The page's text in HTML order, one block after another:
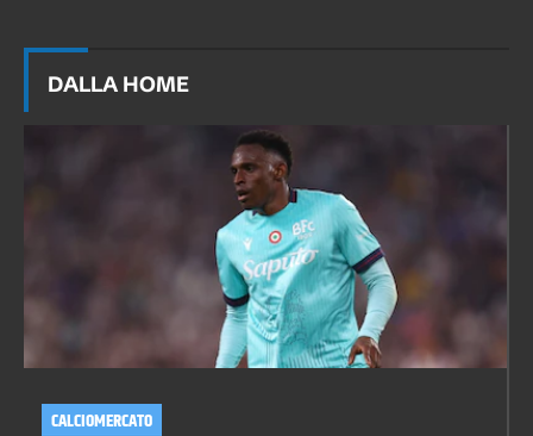
DALLA HOME
CALCIOMERCATO